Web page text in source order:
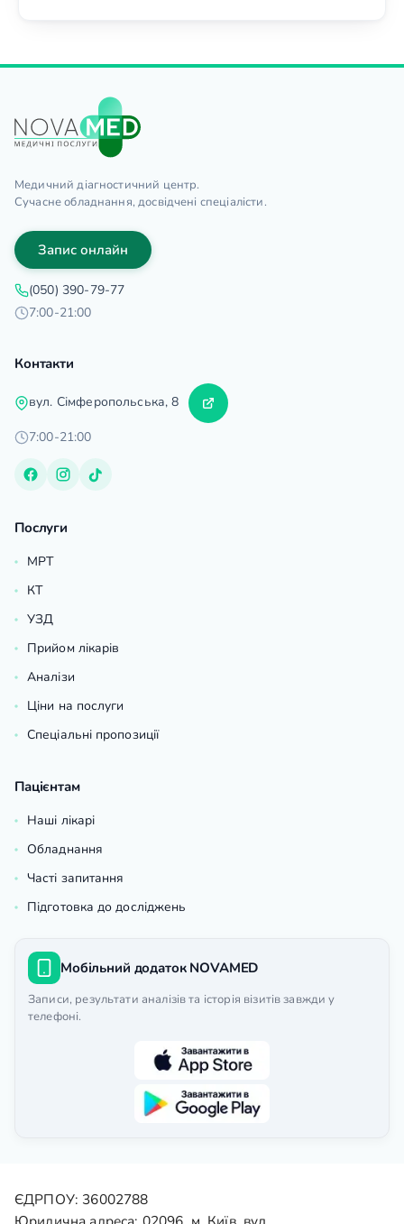
Медичний діагностичний центр.
Сучасне обладнання, досвідчені спеціалісти.
Запис онлайн
(050) 390-79-77
7:00-21:00
Контакти
вул. Сімферопольська, 8
7:00-21:00
Послуги
МРТ
КТ
УЗД
Прийом лікарів
Аналізи
Ціни на послуги
Спеціальні пропозиції
Пацієнтам
Наші лікарі
Обладнання
Часті запитання
Підготовка до досліджень
Мобільний додаток NOVAMED
Записи, результати аналізів та історія візитів завжди у
телефоні.
ЄДРПОУ: 36002788